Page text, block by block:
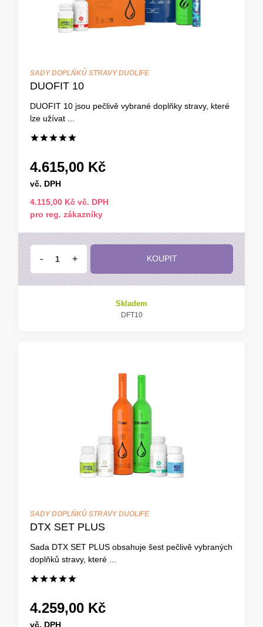
SADY DOPLŇKŮ STRAVY DUOLIFE
DUOFIT 10
DUOFIT 10 jsou pečlivě vybrané doplňky stravy, které
lze užívat ...
4.615,00 Kč
vč. DPH
4.115,00 Kč vč. DPH
pro reg. zákazníky
- + KOUPIT
Skladem
DFT10
SADY DOPLŇKŮ STRAVY DUOLIFE
DTX SET PLUS
Sada DTX SET PLUS obsahuje šest pečlivě vybraných
doplňků stravy, které ...
4.259,00 Kč
vč. DPH